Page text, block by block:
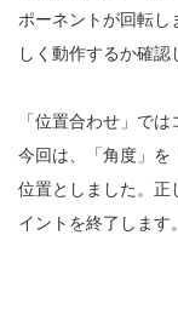
ポーネントが回転し
しく動作するか確認
「位置合わせ」で
今回は、「角度」を
位置としました。正
イントを終了します。